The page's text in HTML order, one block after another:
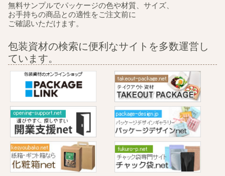
無料サンプルでパッケージの色や材質、サイズ、
お手持ちの商品との適性をご注文前に
ご確認いただけます。
包装資材の検索に便利なサイトを多数運営し
ています。